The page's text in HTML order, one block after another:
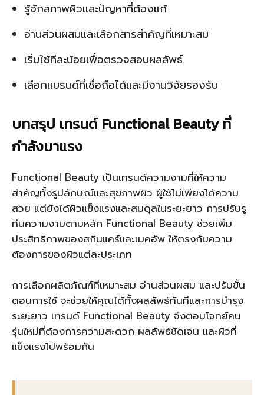
รู้จักสภาพผิวและปัญหาที่ต้องแก้
อ่านส่วนผสมและเลือกสารสำคัญที่เหมาะสม
เริ่มใช้ทีละน้อยเพื่อตรวจสอบผลลัพธ์
เลือกแบรนด์ที่เชื่อถือได้และมีงานวิจัยรองรับ
บทสรุป เทรนด์ Functional Beauty ที่
กำลังมาแรง
Functional Beauty เป็นเทรนด์ความงามที่ให้ความ
สำคัญทั้งรูปลักษณ์และสุขภาพผิว ผู้ใช้ไม่เพียงได้ความ
สวย แต่ยังได้ผิวแข็งแรงและสมดุลในระยะยาว การปรับรู
ทีนความงามตามหลัก Functional Beauty ช่วยเพิ่ม
ประสิทธิภาพของสกินแคร์และเมคอัพ ให้ตรงกับความ
ต้องการของผิวแต่ละประเภท
การเลือกผลิตภัณฑ์ที่เหมาะสม อ่านส่วนผสม และปรับขั้น
ตอนการใช้ จะช่วยให้คุณได้ทั้งผลลัพธ์ทันทีและการบำรุง
ระยะยาว เทรนด์ Functional Beauty จึงตอบโจทย์คน
รุ่นใหม่ที่ต้องการความสะดวก ผลลัพธ์ชัดเจน และผิวที่
แข็งแรงไปพร้อมกัน